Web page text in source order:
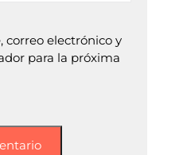
electrónico y
para la próxima